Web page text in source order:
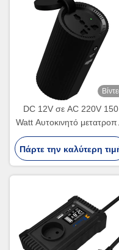
DC 12V σε AC 220V 150
Watt Αυτοκινητό
Αυτοκινητό τσιγάρο
αναπτήρα μετατροπέα
ισχύος προσαρμοσμένο
Πάρτε την καλύτερη